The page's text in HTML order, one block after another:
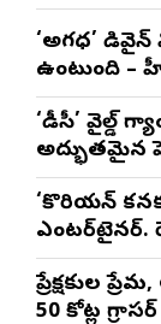
‘అగధ’ డివైన్
ఉంటుంది –
‘డీసీ’ వైల్డ్
అద్భుతమైన
మాథేశ్వరన్
‘కొరియన్
ఎంటర్‌టైనర్.
నటించడం
ప్రేక్షకుల
50 కోట్ల